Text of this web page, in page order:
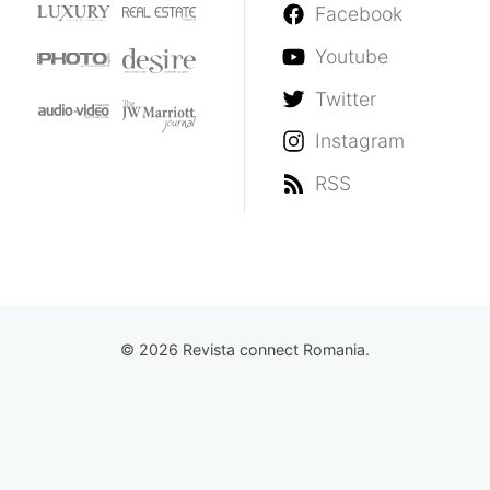
Facebook
Youtube
Twitter
Instagram
RSS
© 2026 Revista connect Romania.